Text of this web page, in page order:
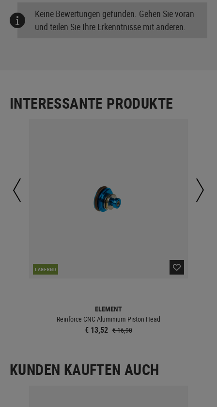
Keine Bewertungen gefunden. Gehen Sie voran
und teilen Sie Ihre Erkenntnisse mit anderen.
INTERESSANTE PRODUKTE
LAGERND
ELEMENT
Reinforce CNC Aluminium Piston Head
€ 13,52 € 16,90
KUNDEN KAUFTEN AUCH